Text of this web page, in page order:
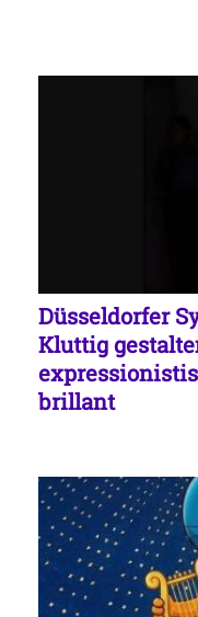
Düsseldorfer
Kluttig
brillant